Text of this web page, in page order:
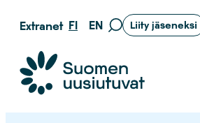
Siirry
sisältöön
Extranet FI EN
Siirry
Liity jäseneksi
Suomen uusiutuvat ry